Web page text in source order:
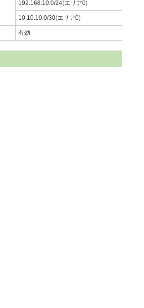
192.168.10.0/24(エリア0)
10.10.10.0/30(エリア0)
有効